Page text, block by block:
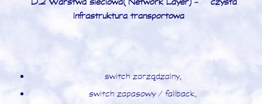
infrastruktura transportowa
switch zarządzalny,
switch zapasowy / fallback,